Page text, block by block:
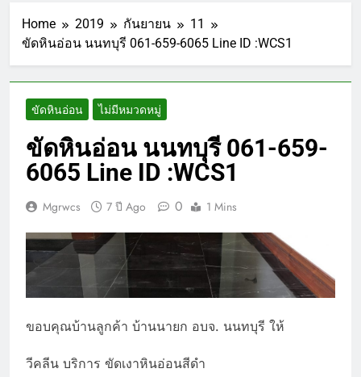
Home 2019 กันยายน
11
ขัดหินอ่อน นนทบุรี 061-659-6065 Line ID :WCS1
ขัดหินอ่อน ไม่มีหมวดหมู่
ขัดหินอ่อน นนทบุรี 061-659-
6065 Line ID :WCS1
Mgrwcs 7 ปี Ago 0 1 Mins
ขอบคุณบ้านลูกค้า บ้านนายก อบจ. นนทบุรี ให้
วีคลีน บริการ ขัดเงาหินอ่อนสีดำ